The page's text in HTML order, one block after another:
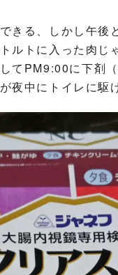
きる、しかし午後
ルトに入った肉
てPM9:00に下剤
夜中にトイレに駆